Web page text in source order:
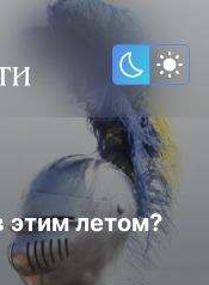
этим летом?